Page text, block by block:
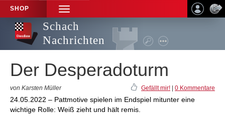
SHOP
TOGGLE
NAVIGATION
Schach
Nachrichten
Der Desperadoturm
von Karsten Müller Gefällt mir! 0 Kommentare
24.05.2022 – Pattmotive spielen im Endspiel mitunter eine
wichtige Rolle: Weiß zieht und hält remis.